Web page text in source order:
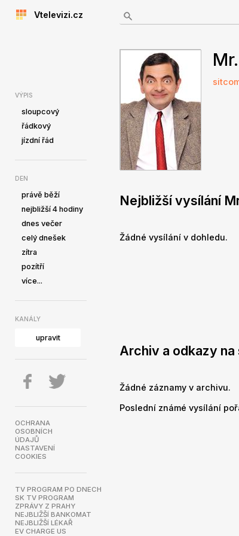
Vtelevizi.cz
VÝPIS
sloupcový
řádkový
jízdní řád
DEN
právě běží
nejbližší 4 hodiny
dnes večer
celý dnešek
zítra
pozítří
více...
KANÁLY
upravit
OCHRANA
OSOBNÍCH
ÚDAJŮ
NASTAVENÍ
COOKIES
TV PROGRAM PO DNECH
SK TV PROGRAM
ZPRÁVY Z PRAHY
NEJBLIŽŠÍ BANKOMAT
NEJBLIŽŠÍ LÉKAŘ
EV CHARGE US
Nejbližší vysílání
Žádné vysílání v dohledu.
Archiv a odkazy na
Žádné záznamy v archivu.
Poslední známé vysílání